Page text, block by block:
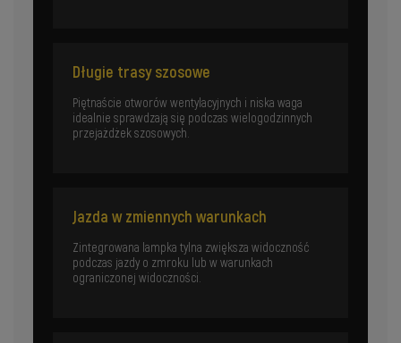
Długie trasy szosowe
Piętnaście otworów wentylacyjnych i niska waga
idealnie sprawdzają się podczas wielogodzinnych
przejażdżek szosowych.
Jazda w zmiennych warunkach
Zintegrowana lampka tylna zwiększa widoczność
podczas jazdy o zmroku lub w warunkach
ograniczonej widoczności.